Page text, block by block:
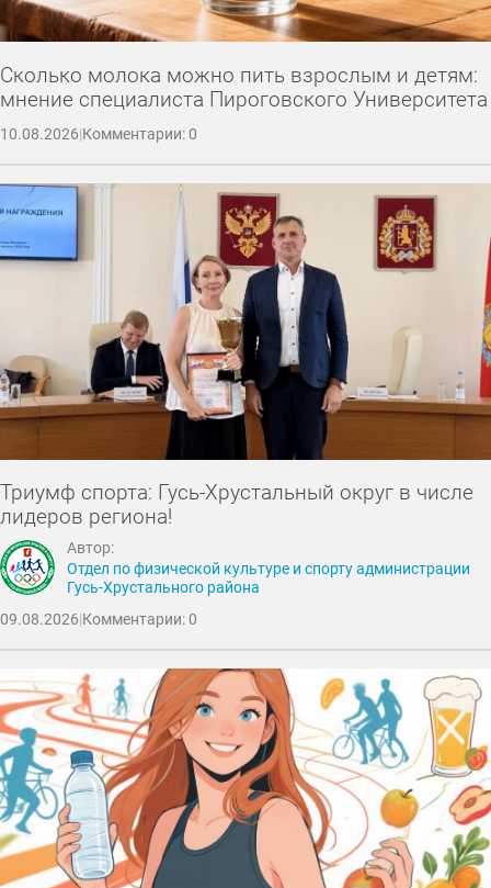
Сколько молока можно пить взрослым и детям:
мнение специалиста Пироговского Университета
10.08.2026|Комментарии: 0
Триумф спорта: Гусь-Хрустальный округ в числе
лидеров региона!
Автор:
Отдел по физической культуре и спорту администрации
Гусь-Хрустального района
09.08.2026 Комментарии: 0